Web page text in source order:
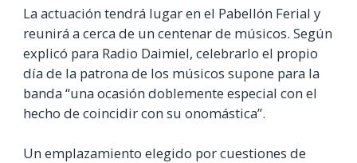
La actuación tendrá lugar en el Pabellón Ferial y
reunirá a cerca de un centenar de músicos. Según
explicó para Radio Daimiel, celebrarlo el propio
día de la patrona de los músicos supone para la
banda “una ocasión doblemente especial con el
hecho de coincidir con su onomástica”.
Un emplazamiento elegido por cuestiones de